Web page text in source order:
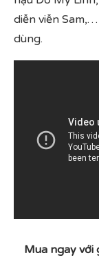
diễn viễn
dùng.
Mua ngay với